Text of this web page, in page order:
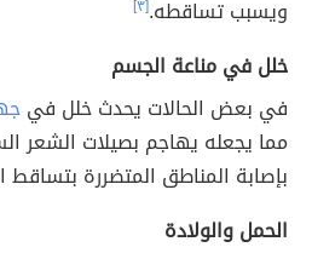
ويسبب تساقطه.[٣]
خلل في مناعة الجسم
في بعض الحالات يحدث خلل في
مما يجعله يهاجم بصيلات الشعر
بإصابة المناطق المتضررة بتساقط
الحمل والولادة